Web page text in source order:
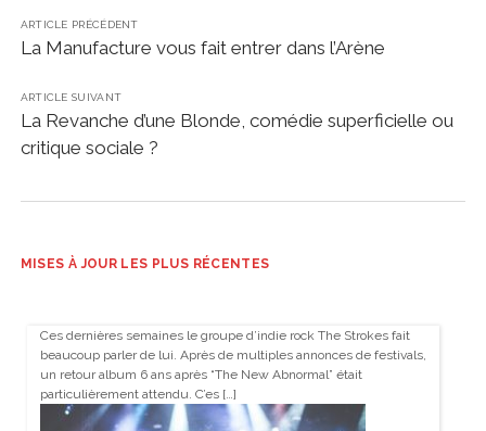
ARTICLE PRÉCÉDENT
La Manufacture vous fait entrer dans l’Arène
ARTICLE SUIVANT
La Revanche d’une Blonde, comédie superficielle ou
critique sociale ?
MISES À JOUR LES PLUS RÉCENTES
Ces dernières semaines le groupe d’indie rock The Strokes fait
beaucoup parler de lui. Après de multiples annonces de festivals,
un retour album 6 ans après “The New Abnormal” était
particulièrement attendu. C’es […]